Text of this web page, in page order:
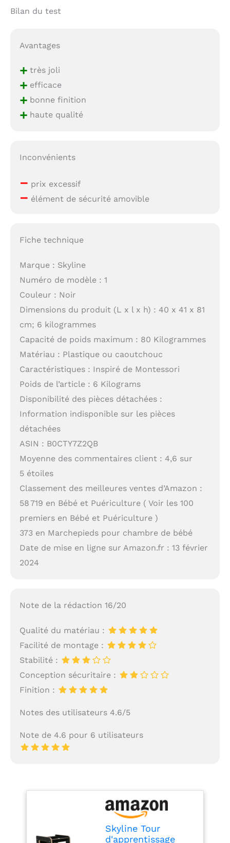
Bilan du test
Avantages
+très joli
+efficace
+bonne finition
+haute qualité
Inconvénients
– prix excessif
– élément de sécurité amovible
Fiche technique
Marque : Skyline
Numéro de modèle : 1
Couleur : Noir
Dimensions du produit (L x l x h) : 40 x 41 x 81
cm; 6 kilogrammes
Capacité de poids maximum : 80 Kilogrammes
Matériau : Plastique ou caoutchouc
Caractéristiques : Inspiré de Montessori
Poids de l’article : 6 Kilograms
Disponibilité des pièces détachées :
Information indisponible sur les pièces
détachées
ASIN : B0CTY7Z2QB
Moyenne des commentaires client : 4,6 sur
5 étoiles
Classement des meilleures ventes d’Amazon :
58 719 en Bébé et Puériculture ( Voir les 100
premiers en Bébé et Puériculture )
373 en Marchepieds pour chambre de bébé
Date de mise en ligne sur Amazon.fr : 13 février
2024
Note de la rédaction 16/20
Qualité du matériau :
Facilité de montage :
Stabilité :
Conception sécuritaire :
Finition :
Notes des utilisateurs 4.6/5
Note de 4.6 pour 6 utilisateurs
Skyline Tour
d'apprentissage